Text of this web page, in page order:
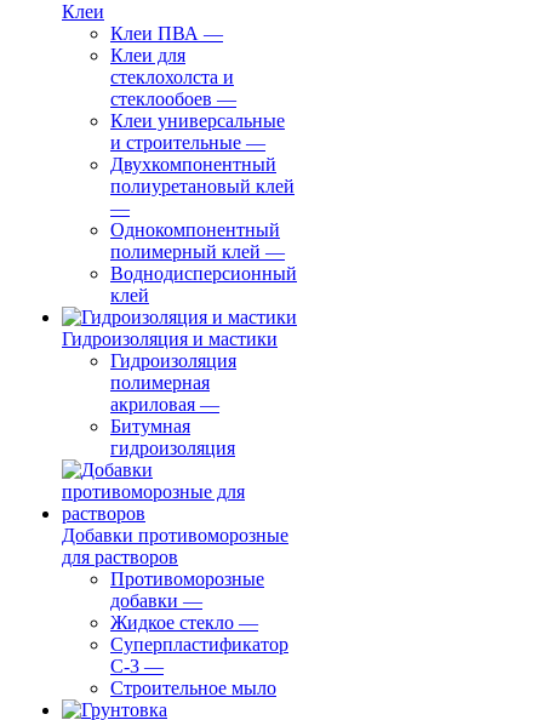
Клеи
Клеи ПВА —
Клеи для
стеклохолста и
стеклообоев —
Клеи универсальные
и строительные —
Двухкомпонентный
полиуретановый клей
—
Однокомпонентный
полимерный клей —
Воднодисперсионный
клей
Гидроизоляция и мастики
Гидроизоляция
полимерная
акриловая —
Битумная
гидроизоляция
Добавки противоморозные
для растворов
Противоморозные
добавки —
Жидкое стекло —
Суперпластификатор
С-3 —
Строительное мыло